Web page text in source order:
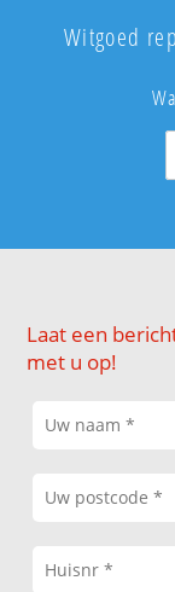
Witgoed
Laat een
met u op!